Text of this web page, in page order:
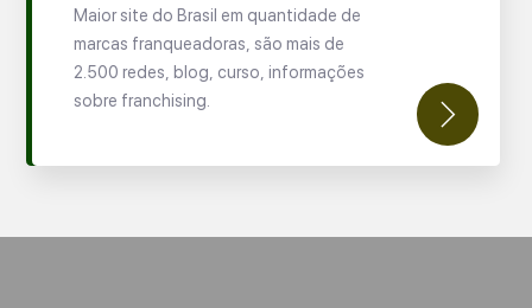
Maior site do Brasil em quantidade de
marcas franqueadoras, são mais de
2.500 redes, blog, curso, informações
sobre franchising.